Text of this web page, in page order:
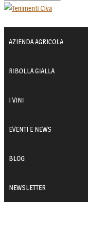
AZIENDA AGRICOLA
RIBOLLA GIALLA
I VINI
EVENTI E NEWS
BLOG
NEWSLETTER